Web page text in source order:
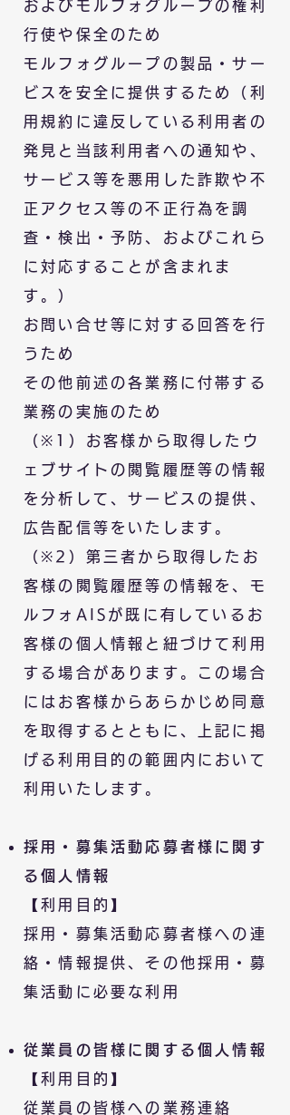
およびモルフォグループの権利
行使や保全のため
モルフォグループの製品・サー
ビスを安全に提供するため（利
用規約に違反している利用者の
発見と当該利用者への通知や、
サービス等を悪用した詐欺や不
正アクセス等の不正行為を調
査・検出・予防、およびこれら
に対応することが含まれま
す。）
お問い合せ等に対する回答を行
うため
その他前述の各業務に付帯する
業務の実施のため
（※1）お客様から取得したウ
ェブサイトの閲覧履歴等の情報
を分析して、サービスの提供、
広告配信等をいたします。
（※2）第三者から取得したお
客様の閲覧履歴等の情報を、モ
ルフォ AIS が既に有しているお
客様の個人情報と紐づけて利用
する場合があります。この場合
にはお客様からあらかじめ同意
を取得するとともに、上記に掲
げる利用目的の範囲内において
利用いたします。
採用・募集活動応募者様に関す
る個人情報
【利用目的】
採用・募集活動応募者様への連
絡・情報提供、その他採用・募
集活動に必要な利用
従業員の皆様に関する個人情報
【利用目的】
従業員の皆様への業務連絡